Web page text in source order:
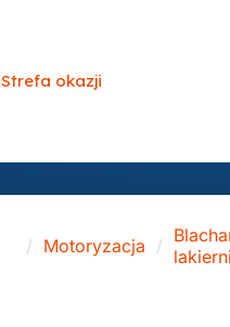
Strefa okazji
Motoryzacja